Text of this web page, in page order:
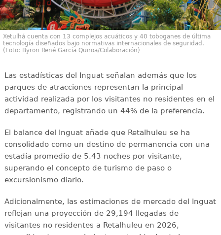
Xetulhá cuenta con 13 complejos acuáticos y 40 toboganes de última
tecnología diseñados bajo normativas internacionales de seguridad.
(Foto: Byron René García Quiroa/Colaboración)
Las estadísticas del Inguat señalan además que los
parques de atracciones representan la principal
actividad realizada por los visitantes no residentes en el
departamento, registrando un 44% de la preferencia.
El balance del Inguat añade que Retalhuleu se ha
consolidado como un destino de permanencia con una
estadía promedio de 5.43 noches por visitante,
superando el concepto de turismo de paso o
excursionismo diario.
Adicionalmente, las estimaciones de mercado del Inguat
reflejan una proyección de 29,194 llegadas de
visitantes no residentes a Retalhuleu en 2026,